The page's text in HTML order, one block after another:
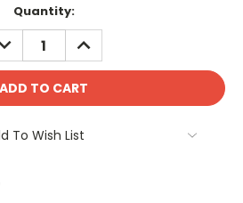
Quantity:
QUANTITY:
INCREASE
QUANTITY:
To Wish List